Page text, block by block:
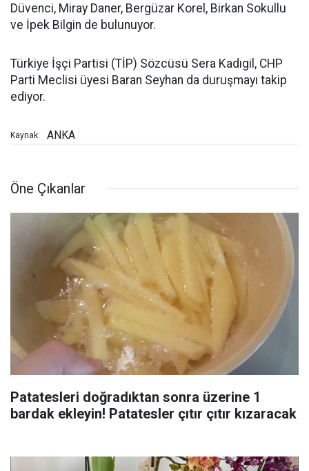
Düvenci, Miray Daner, Bergüzar Korel, Birkan Sokullu
ve İpek Bilgin de bulunuyor.
Türkiye İşçi Partisi (TİP) Sözcüsü Sera Kadıgil, CHP
Parti Meclisi üyesi Baran Seyhan da duruşmayı takip
ediyor.
Kaynak: ANKA
Öne Çıkanlar
Patatesleri doğradıktan sonra üzerine 1
bardak ekleyin! Patatesler çıtır çıtır kızaracak